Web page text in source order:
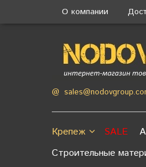
О компании
@
Крепеж SALE
Строительные